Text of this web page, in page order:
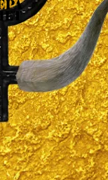
Риккардо («Бал-
Эдгардо («Лючия
(«Лакме»),
(«Река
(«Летучая